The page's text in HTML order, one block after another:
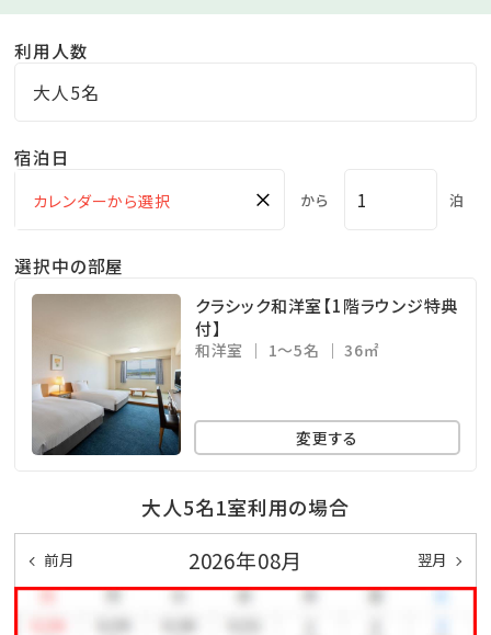
利用人数
大人5名
宿泊日
× から 泊
選択中の部屋
クラシック和洋室【1階ラウンジ特典
付】
和洋室 1～5名 36㎡
変更する
大人5名1室利用の場合
前月 2026年08月 翌月